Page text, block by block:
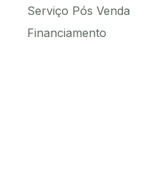
Serviço Pós Venda
Financiamento